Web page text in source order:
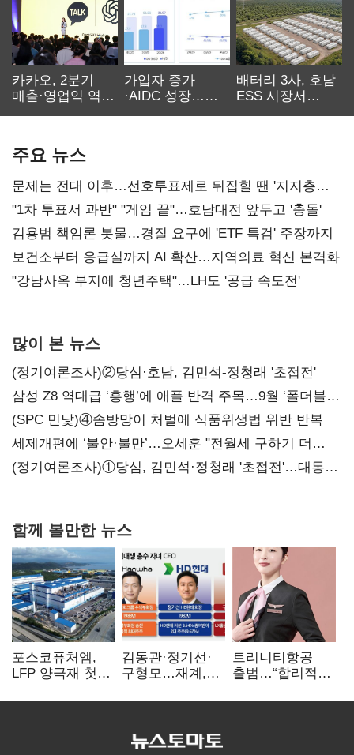
카카오, 2분기
매출·영업익 역대
가입자 증가
·AIDC 성장…
배터리 3사, 호남
ESS 시장서
주요 뉴스
문제는 전대 이후…선호투표제로 뒤집힐 땐 '지지층
불복'
"1차 투표서 과반" "게임 끝"…호남대전 앞두고 '충돌'
김용범 책임론 봇물…경질 요구에 'ETF 특검' 주장까지
보건소부터 응급실까지 AI 확산…지역의료 혁신 본격화
"강남사옥 부지에 청년주택"…LH도 '공급 속도전'
많이 본 뉴스
(정기여론조사)②당심·호남, 김민석-정청래 '초접전'
삼성 Z8 역대급 ‘흥행’에 애플 반격 주목…9월 ‘폴더블
대전’
(SPC 민낯)④솜방망이 처벌에 식품위생법 위반 반복
세제개편에 ‘불안·불만’…오세훈 "전월세 구하기 더
힘들어질 것"
(정기여론조사)①당심, 김민석·정청래 '초접전'…대통령
함께 볼만한 뉴스
포스코퓨처엠,
LFP 양극재 첫
ESS 시장 공략
김동관·정기선·
구형모…재계,
전성시대
트리니티항공
출범…“합리적
서비스로 승부”